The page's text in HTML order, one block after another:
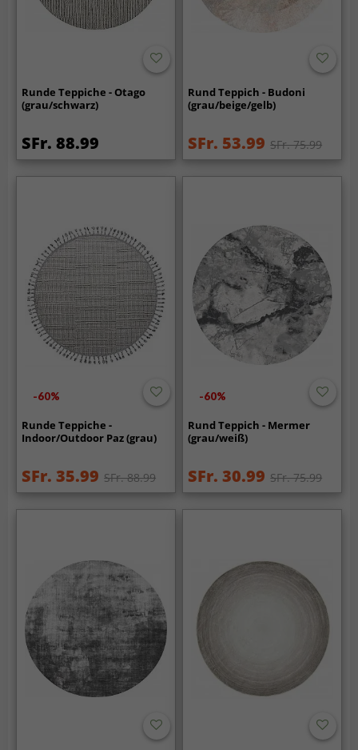
Runde Teppiche - Otago
(grau/schwarz)
SFr. 88.99
Rund Teppich - Budoni
(grau/beige/gelb)
SFr. 53.99 SFr. 75.99
-60%
Runde Teppiche -
Indoor/Outdoor Paz (grau)
SFr. 35.99 SFr. 88.99
-60%
Rund Teppich - Mermer
(grau/weiß)
SFr. 30.99 SFr. 75.99